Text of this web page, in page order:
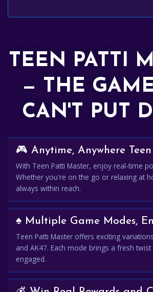
TEEN PATTI
— THE
CAN'T PUT
With Teen Patti Master, enjoy real-time
Whether you're on the go or relaxing at
always within reach.
♠️ Multiple Game Modes,
Teen Patti Master offers exciting
and AK47. Each mode brings a fresh
engaged.